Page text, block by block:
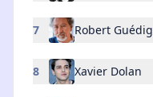
7 Robert
8 Xavier Dolan